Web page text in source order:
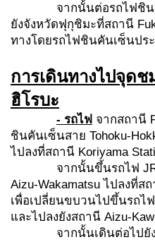
จากนั้นต่อรถไฟชิน
ยังจังหวัดฟุกุชิมะที่สถานี
ทางโดยรถไฟชินคันเซ็นปร
การเดินทางไปจุดช
ฮิโรบะ
- รถไฟ จากสถานี
ชินคันเซ็นสาย Tohoku-
ไปลงที่สถานี Koriyama
จากนั้นขึ้นรถไฟ
Aizu-Wakamatsu ไปลงที่ส
เพื่อเปลี่ยนขบวนไปขึ้นรถไฟ
และไปลงยังสถานี Aizu-
จากนั้นเดินต่อไปยั